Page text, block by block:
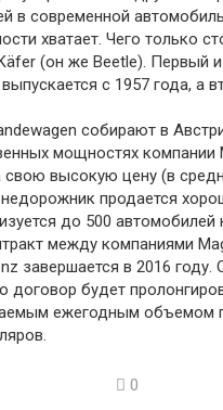
в современной
хватает. Чего только
(он же Beetle). Первый
с 1957 года, а
собирают в
мощностях компании
свою высокую цену (в
продается
до 500
между компаниями
завершается в 2016 году.
договор будет
ежегодным объемом
0